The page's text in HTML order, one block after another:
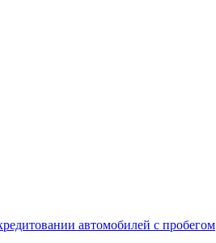
автомобилей с пробегом